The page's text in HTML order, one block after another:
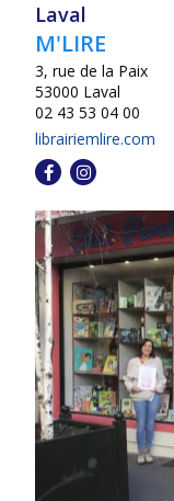
Laval
M'LIRE
3, rue de la Paix
53000 Laval
02 43 53 04 00
librairiemlire.com